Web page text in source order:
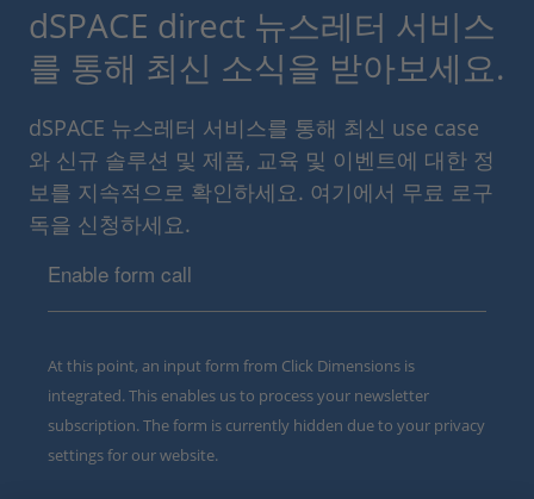
dSPACE direct 뉴스레터 서비스
를 통해 최신 소식을 받아보세요.
dSPACE 뉴스레터 서비스를 통해 최신 use case
와 신규 솔루션 및 제품, 교육 및 이벤트에 대한 정
보를 지속적으로 확인하세요. 여기에서 무료 로구
독을 신청하세요.
Enable form call
At this point, an input form from Click Dimensions is
integrated. This enables us to process your newsletter
subscription. The form is currently hidden due to your privacy
settings for our website.